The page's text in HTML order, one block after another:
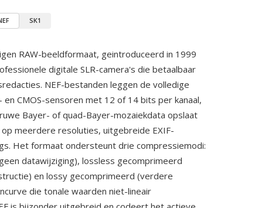
SK1
RAW-beeldformaat, geintroduceerd in 1999
digitale SLR-camera's die betaalbaar
NEF-bestanden leggen de volledige
CMOS-sensoren met 12 of 14 bits per kanaal,
Bayer- of quad-Bayer-mozaiekdata opslaat
meerdere resoluties, uitgebreide EXIF-
Het formaat ondersteunt drie compressiemodi:
datawijziging), lossless gecomprimeerd
en lossy gecomprimeerd (verdere
die tonale waarden niet-lineair